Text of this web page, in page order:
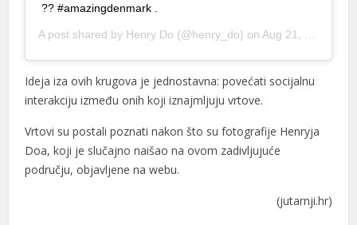
?? #amazingdenmark .
A post shared by Henry Do (@henry_do) on Aug 21, 2019 at 9:02am PDT
Ideja iza ovih krugova je jednostavna: povećati socijalnu
interakciju između onih koji iznajmljuju vrtove.
Vrtovi su postali poznati nakon što su fotografije Henryja
Doa, koji je slučajno naišao na ovom zadivljujuće
području, objavljene na webu.
(jutarnji.hr)